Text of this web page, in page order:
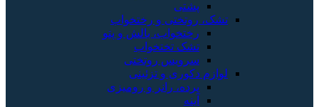
تشک، روتختی و رختخواب
رختخواب، بالش و پتو
تشک تختخواب
سرویس روتختی
لوازم دکوری و تزئینی
پرده، رانر و رومیزی